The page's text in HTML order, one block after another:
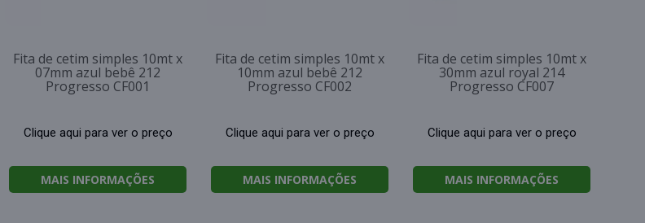
Fita de cetim simples 10mt x
07mm azul bebê 212
Progresso CF001
Clique aqui para ver o preço
MAIS INFORMAÇÕES
Fita de cetim simples 10mt x
10mm azul bebê 212
Progresso CF002
Clique aqui para ver o preço
MAIS INFORMAÇÕES
Fita de cetim simples 10mt x
30mm azul royal 214
Progresso CF007
Clique aqui para ver o preço
MAIS INFORMAÇÕES